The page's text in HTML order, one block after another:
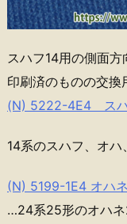
スハフ14用の側面方
印刷済のものの交換
(N) 5222-4E4 スハ
14系のスハフ、オハ
(N) 5199-1E4 オハ
…24系25形のオハ